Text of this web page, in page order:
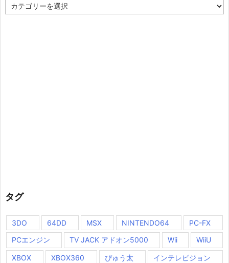
テ
タグ
3DO 64DD MSX NINTENDO64
PC-FX
PCエンジン
TV JACK アドオン5000 Wii WiiU
XBOX XBOX360 ぴゅう太 インテレビジョン